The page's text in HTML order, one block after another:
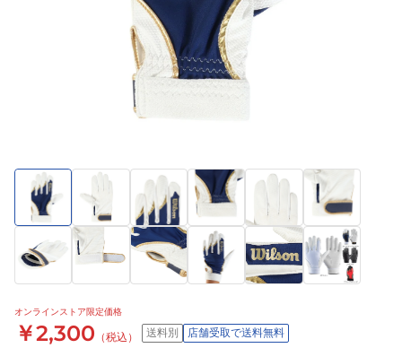
オンラインストア限定価格
￥2,300 （税込） 送料別 店舗受取で送料無料